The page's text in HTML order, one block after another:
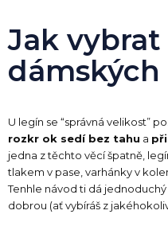
Jak
dámských
U legín se “správná velikost”
rozkr ok sedí bez tahu a
jedna z těchto věcí špatně,
tlakem v pase, varhánky v
Tenhle návod ti dá
dobrou (ať vybíráš z